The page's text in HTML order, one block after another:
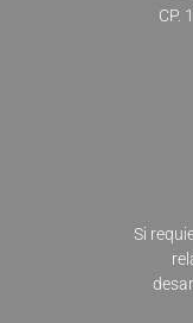
CP.
Si